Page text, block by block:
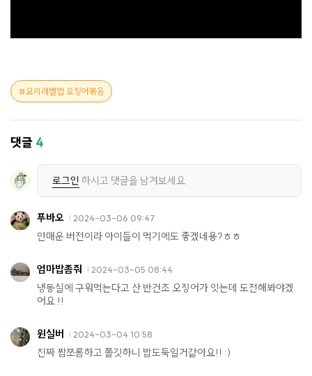
요리레벨업 오징어볶음
댓글 4
로그인 하시고 댓글을 남겨보세요.
푸바오 2024-03-06 09:47
안매운 버전이라 아이들이 먹기에도 좋겠네용?ㅎㅎ
엄마밥좀줘 2024-03-05 08:44
냉동실에 구워먹는다고 산 반건조 오징어가 잇는데 도전해봐야겠
어요 !!
윈실버 2024-03-04 10:58
진짜 짭쪼롬하고 쫄깃하니 밥도둑일거같아요!! :)